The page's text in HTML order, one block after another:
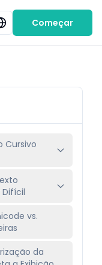
Começar
Cursivo
Difícil
vs.
da